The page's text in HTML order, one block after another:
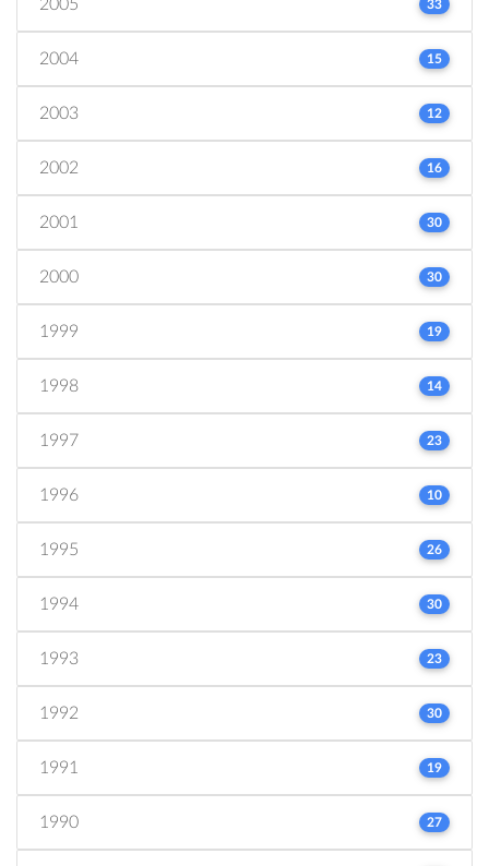
2005 33
2004 15
2003 12
2002 16
2001 30
2000 30
1999 19
1998 14
1997 23
1996 10
1995 26
1994 30
1993 23
1992 30
1991 19
1990 27